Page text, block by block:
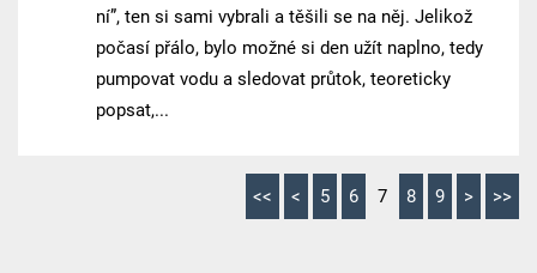
ní”, ten si sami vybrali a těšili se na něj. Jelikož
počasí přálo, bylo možné si den užít naplno, tedy
pumpovat vodu a sledovat průtok, teoreticky
popsat,...
<< < 5 6 7 8 9 > >>